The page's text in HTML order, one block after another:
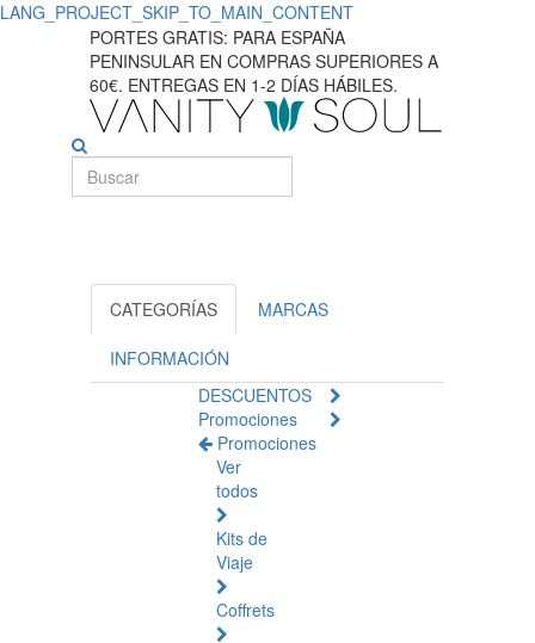
LANG_PROJECT_SKIP_TO_MAIN_CONTENT
Mejores
cuidados
capilares
para
seborréica
PORTES GRATIS: PARA ESPAÑA
PENINSULAR EN COMPRAS SUPERIORES A
60€. ENTREGAS EN 1-2 DÍAS HÁBILES.
CATEGORÍAS MARCAS
INFORMACIÓN
DESCUENTOS
Promociones
Promociones
Ver
todos
Kits de
Viaje
Coffrets